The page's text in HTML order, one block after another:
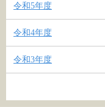
令和5年度
令和4年度
令和3年度